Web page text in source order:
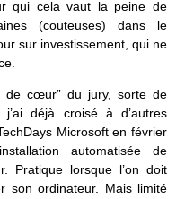
qui cela vaut la peine de
(couteuses) dans le
sur investissement, qui ne
de cœur” du jury, sorte de
déjà croisé à d’autres
Microsoft en février
automatisée de
Pratique lorsque l’on doit
son ordinateur. Mais limité